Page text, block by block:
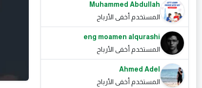
Muhammed Abdullah
المستخدم أخفى الأرباح
eng moamen alqurashi
المستخدم أخفى الأرباح
Ahmed Adel
المستخدم أخفى الأرباح